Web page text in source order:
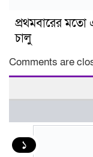
প্রথমবারের মতো
চালু
Comments are
১